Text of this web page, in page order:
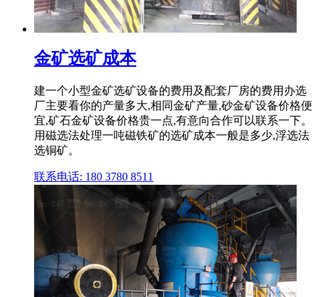
金矿选矿成本
建一个小型金矿选矿设备的费用及配套厂房的费用办选
厂主要看你的产量多大,相同金矿产量,砂金矿设备价格便
宜,矿石金矿设备价格贵一点,有意向合作可以联系一下。
用磁选法处理一吨磁铁矿的选矿成本一般是多少,浮选法
选铜矿。
联系电话: 180 3780 8511